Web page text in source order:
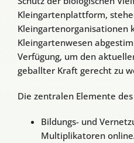
Kleingartenplattform,
Kleingartenorganisationen
Kleingartenwesen
Verfügung, um den
geballter Kraft gerecht zu
Die zentralen Elemente
Bildungs- und
Multiplikatoren